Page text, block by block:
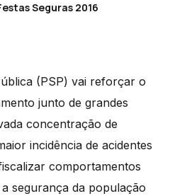
Seguras 2016
(PSP) vai reforçar o
junto de grandes
concentração de
incidência de acidentes
comportamentos
segurança da população